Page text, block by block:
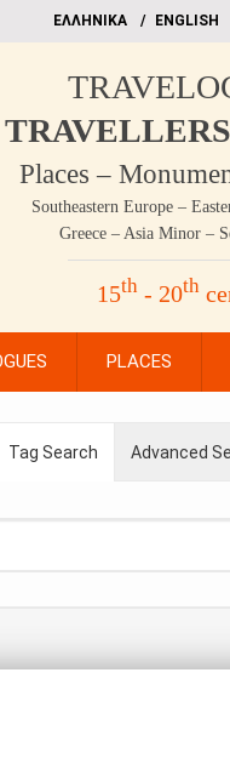
EΛΛΗΝΙΚΑ ΕΝGLISH
Places –
Southeastern Europe –
Greece – Asia Minor –
15th - 20th
PLACES
Tag Search Advanced